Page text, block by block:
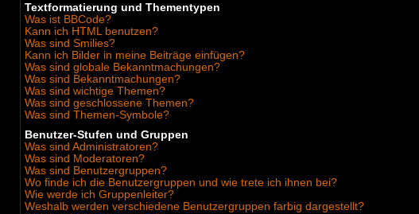
Textformatierung und Thementypen
Was ist BBCode?
Kann ich HTML benutzen?
Was sind Smilies?
Kann ich Bilder in meine Beiträge einfügen?
Was sind globale Bekanntmachungen?
Was sind Bekanntmachungen?
Was sind wichtige Themen?
Was sind geschlossene Themen?
Was sind Themen-Symbole?
Benutzer-Stufen und Gruppen
Was sind Administratoren?
Was sind Moderatoren?
Was sind Benutzergruppen?
Wo finde ich die Benutzergruppen und wie trete ich ihnen bei?
Wie werde ich Gruppenleiter?
Weshalb werden verschiedene Benutzergruppen farbig dargestellt?